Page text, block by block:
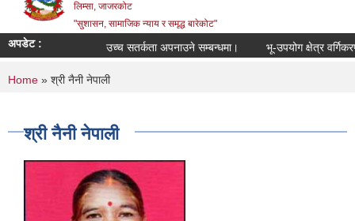
लिम्सा, जाजरकोट
"सुशासन, सामाजिक न्याय र समृद्ध बारेकोट"
अपडेट : उच्च सतर्कता अपनाउने सम्बन्धमा। भू-उपयोग क्षेत्र वर्गिकरण
You are here
Home » श्री नैनी नेपाली
श्री नैनी नेपाली